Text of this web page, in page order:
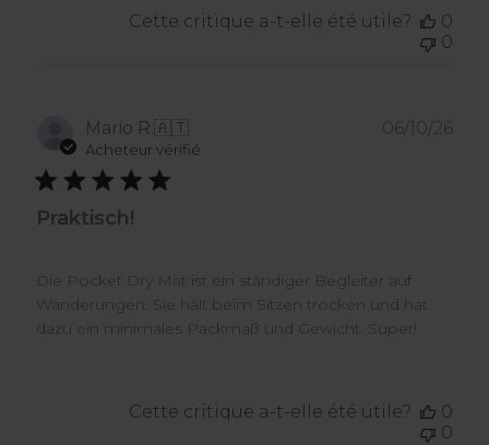
Cette critique a-t-elle été utile?
0
0
Mario R.🇦🇹
Acheteur vérifié
Praktisch!
Die Pocket Dry Mat ist ein ständiger Begleiter auf
Wanderungen. Sie hält beim Sitzen trocken und hat
dazu ein minimales Packmaß und Gewicht. Super!
06/10/26
Cette critique a-t-elle été utile?
0
0